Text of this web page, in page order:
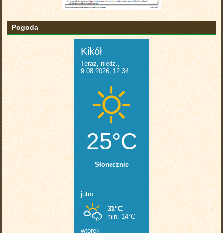
Pogoda